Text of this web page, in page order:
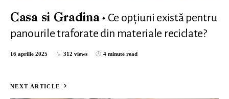
Casa si Gradina
Ce opțiuni există pentru
panourile traforate din materiale reciclate?
16 aprilie 2025 312 views 4 minute read
NEXT ARTICLE